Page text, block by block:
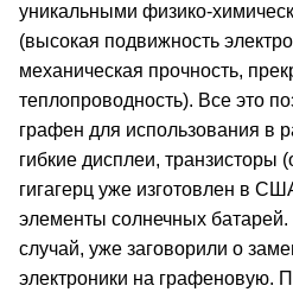
уникальными физико-
(высокая подвижность
механическая прочность,
теплопроводность). Все это
графен для использования в
гибкие дисплеи, транзисторы
гигагерц уже изготовлен в
элементы солнечных
случай, уже заговорили о
электроники на графеновую.